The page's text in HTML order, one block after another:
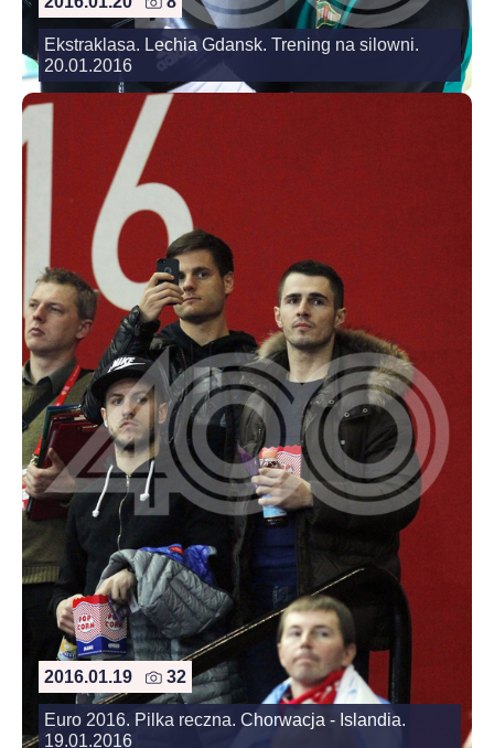
Ekstraklasa. Lechia Gdansk. Trening na silowni.
20.01.2016
2016.01.19 32
Euro 2016. Pilka reczna. Chorwacja - Islandia.
19.01.2016